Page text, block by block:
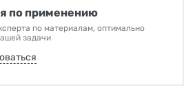
по применению
по материалам, оптимально
задачи